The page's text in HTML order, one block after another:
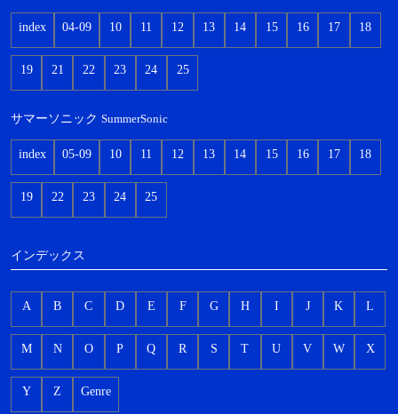
index 04-09 10 11 12 13 14 15 16 17 18
19 21 22 23 24 25
サマーソニック SummerSonic
index 05-09 10 11 12 13 14 15 16 17 18
19 22 23 24 25
インデックス
A B C D E F G H I J K L
M N O P Q R S T U V W X
Y Z Genre